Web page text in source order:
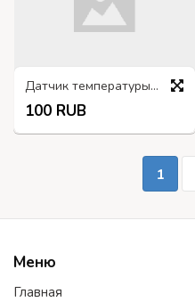
Датчик температуры охлаждающей жидкости ТМ-104
100 RUB
1
Меню
Главная